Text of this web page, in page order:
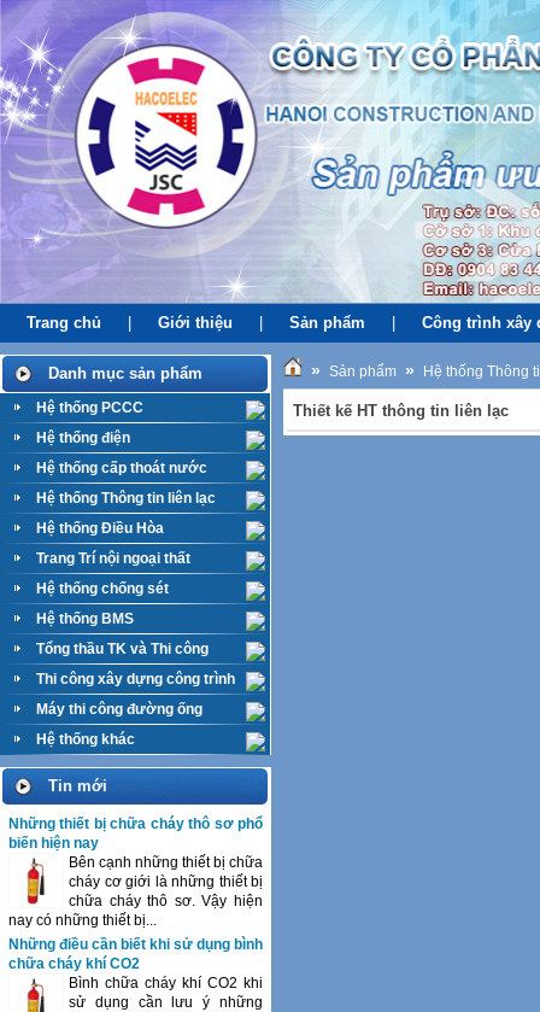
Trang chủ Giới thiệu Sản phẩm Công trình xây
Danh mục sản phẩm
Hệ thống PCCC
Hệ thống điện
Hệ thống cấp thoát nước
Hệ thống Thông tin liên lạc
Hệ thống Điều Hòa
Trang Trí nội ngoại thất
Hệ thống chống sét
Hệ thống BMS
Tổng thầu TK và Thi công
M&E
Thi công xây dựng công trình
Máy thi công đường ống
Hệ thống khác
Tin mới
Những thiết bị chữa cháy thô sơ phổ
biến hiện nay
Bên cạnh những thiết bị chữa
cháy cơ giới là những thiết bị
chữa cháy thô sơ. Vậy hiện
nay có những thiết bị...
Những điều cần biết khi sử dụng bình
chữa cháy khí CO2
Bình chữa cháy khí CO2 khi
sử dụng cần lưu ý những
» Sản phẩm » Hệ thống Thông
Thiết kế HT thông tin liên lạc